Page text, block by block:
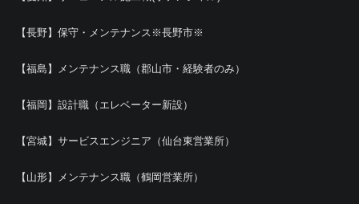
【長野】保守・メンテナンス※長野市※
【福島】メンテナンス職（郡山市・経験者のみ）
【福岡】設計職（エレベーター新設）
【宮城】サービスエンジニア（仙台東営業所）
【山形】メンテナンス職（鶴岡営業所）